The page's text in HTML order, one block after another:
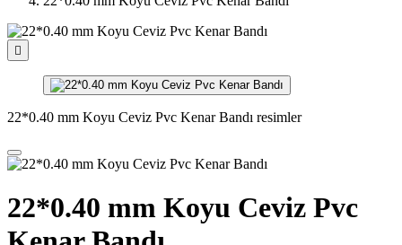

22*0.40 mm Koyu Ceviz Pvc Kenar Bandı resimler
22*0.40 mm Koyu Ceviz Pvc